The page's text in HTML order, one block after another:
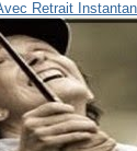
Retrait